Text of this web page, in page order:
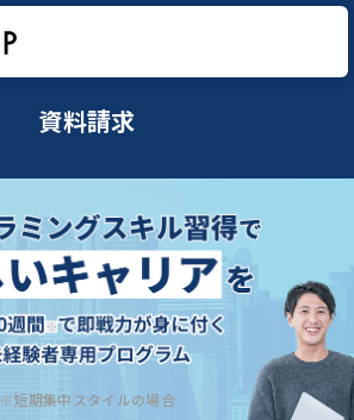
資料請求
※短期集中スタイルの場合